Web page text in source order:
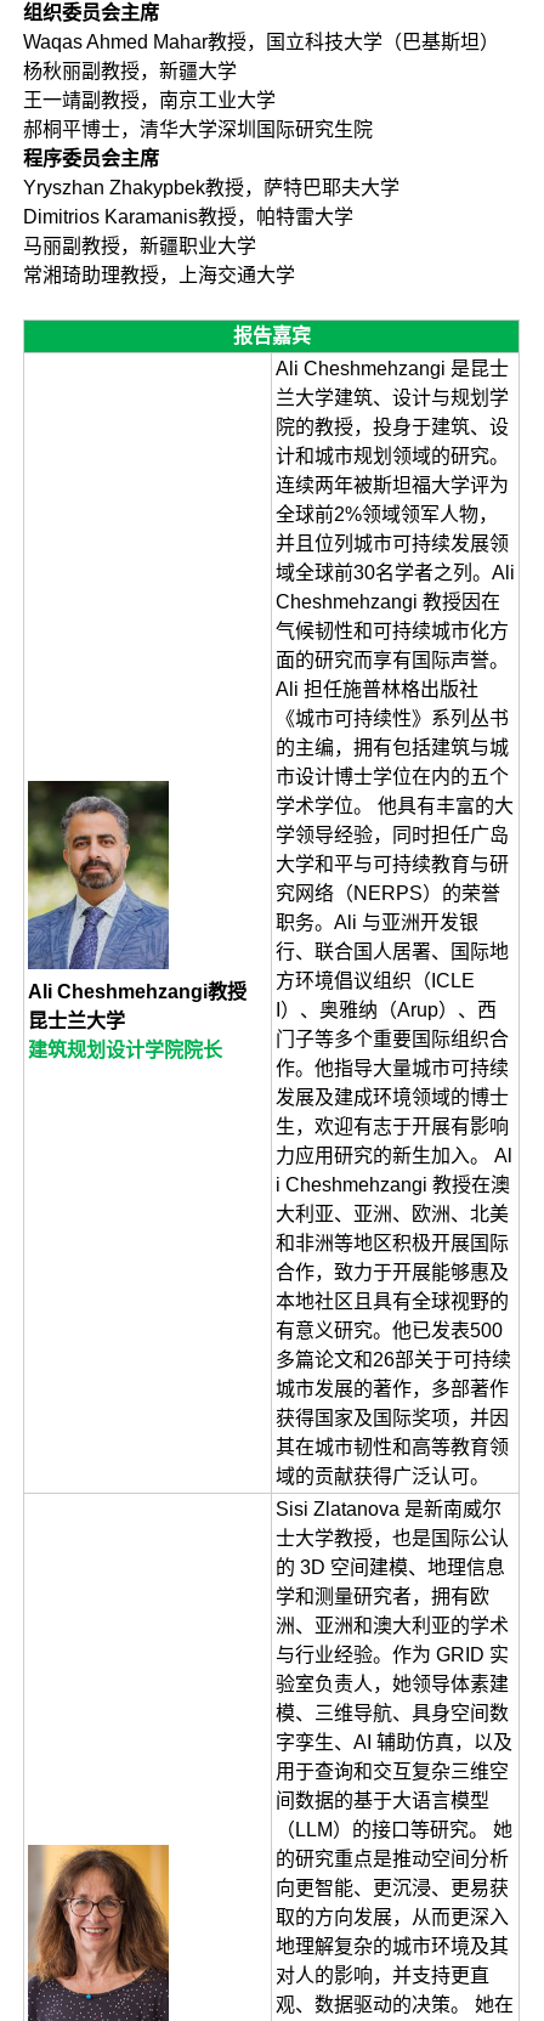
组织委员会主席
Waqas Ahmed Mahar教授，国立科技大学（巴基斯坦）
杨秋丽副教授，新疆大学
王一靖副教授，南京工业大学
郝桐平博士，清华大学深圳国际研究生院
程序委员会主席
Yryszhan Zhakypbek教授，萨特巴耶夫大学
Dimitrios Karamanis教授，‌帕特雷大学
马丽副教授，新疆职业大学
常湘琦助理教授，上海交通大学
报告嘉宾
Ali Cheshmehzangi教授
昆士兰大学
建筑规划设计学院院长
Ali Cheshmehzangi 是昆士
兰大学建筑、设计与规划学
院的教授，投身于建筑、设
计和城市规划领域的研究。
连续两年被斯坦福大学评为
全球前2%领域领军人物，
并且位列城市可持续发展领
域全球前30名学者之列。Ali
Cheshmehzangi 教授因在
气候韧性和可持续城市化方
面的研究而享有国际声誉。
Ali 担任施普林格出版社
《城市可持续性》系列丛书
的主编，拥有包括建筑与城
市设计博士学位在内的五个
学术学位。 他具有丰富的大
学领导经验，同时担任广岛
大学和平与可持续教育与研
究网络（NERPS）的荣誉
职务。Ali 与亚洲开发银
行、联合国人居署、国际地
方环境倡议组织（ICLE
I）、奥雅纳（Arup）、西
门子等多个重要国际组织合
作。他指导大量城市可持续
发展及建成环境领域的博士
生，欢迎有志于开展有影响
力应用研究的新生加入。 Al
i Cheshmehzangi 教授在澳
大利亚、亚洲、欧洲、北美
和非洲等地区积极开展国际
合作，致力于开展能够惠及
本地社区且具有全球视野的
有意义研究。他已发表500
多篇论文和26部关于可持续
城市发展的著作，多部著作
获得国家及国际奖项，并因
其在城市韧性和高等教育领
域的贡献获得广泛认可。
Sisi Zlatanova 是新南威尔
士大学教授，也是国际公认
的 3D 空间建模、地理信息
学和测量研究者，拥有欧
洲、亚洲和澳大利亚的学术
与行业经验。作为 GRID 实
验室负责人，她领导体素建
模、三维导航、具身空间数
字孪生、AI 辅助仿真，以及
用于查询和交互复杂三维空
间数据的基于大语言模型
（LLM）的接口等研究。 她
的研究重点是推动空间分析
向更智能、更沉浸、更易获
取的方向发展，从而更深入
地理解复杂的城市环境及其
对人的影响，并支持更直
观、数据驱动的决策。 她在